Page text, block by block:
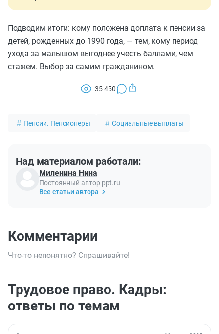
Подводим итоги: кому положена доплата к пенсии за
детей, рожденных до 1990 года, — тем, кому период
ухода за малышом выгоднее учесть баллами, чем
стажем. Выбор за самим гражданином.
35 450
Пенсии. Пенсионеры Социальные выплаты
Над материалом работали:
Миленина Нина
Постоянный автор ppt.ru
Все статьи автора
Комментарии
Что-то непонятно? Спрашивайте!
Трудовое право. Кадры:
ответы по темам